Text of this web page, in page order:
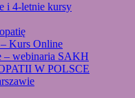
i 4-letnie kursy
Kurs Online
– webinaria SAKH
W POLSCE